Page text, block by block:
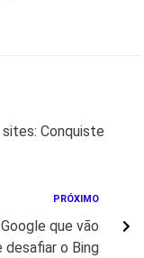
Conquiste
PRÓXIMO
que vão
desafiar o Bing